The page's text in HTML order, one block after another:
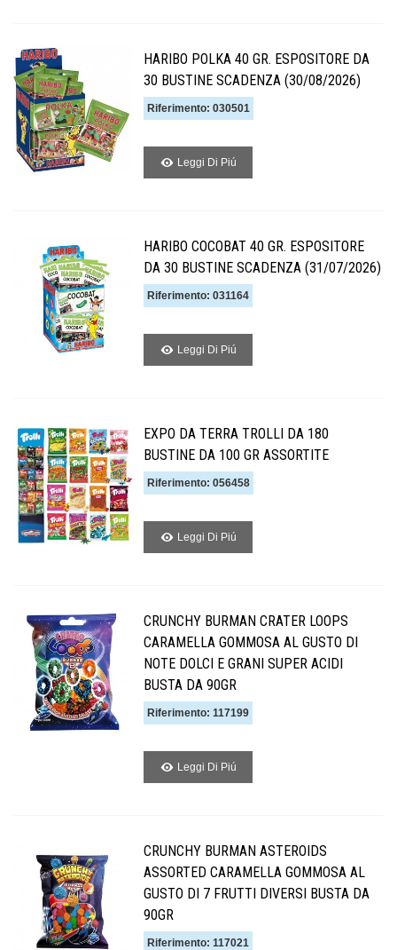
HARIBO POLKA 40 GR. ESPOSITORE DA
30 BUSTINE SCADENZA (30/08/2026)
Riferimento: 030501
Leggi Di Piú
HARIBO COCOBAT 40 GR. ESPOSITORE
DA 30 BUSTINE SCADENZA (31/07/2026)
Riferimento: 031164
Leggi Di Piú
EXPO DA TERRA TROLLI DA 180
BUSTINE DA 100 GR ASSORTITE
Riferimento: 056458
Leggi Di Piú
CRUNCHY BURMAN CRATER LOOPS
CARAMELLA GOMMOSA AL GUSTO DI
NOTE DOLCI E GRANI SUPER ACIDI
BUSTA DA 90GR
Riferimento: 117199
Leggi Di Piú
CRUNCHY BURMAN ASTEROIDS
ASSORTED CARAMELLA GOMMOSA AL
GUSTO DI 7 FRUTTI DIVERSI BUSTA DA
90GR
Riferimento: 117021